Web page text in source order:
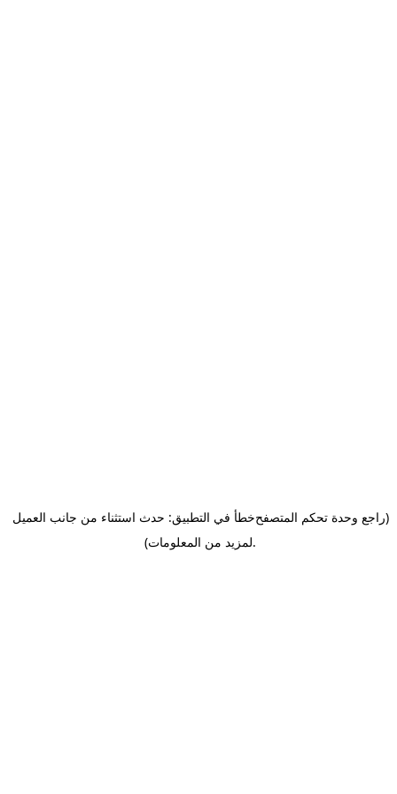
خطأ في التطبيق: حدث استثناء من جانب العميل(راجع وحدة تحكم المتصفح
لمزيد من المعلومات).